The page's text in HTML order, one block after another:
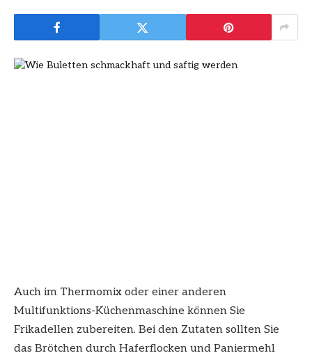
Auch im Thermomix oder einer anderen
Multifunktions-Küchenmaschine können Sie
Frikadellen zubereiten. Bei den Zutaten sollten Sie
das Brötchen durch Haferflocken und Paniermehl